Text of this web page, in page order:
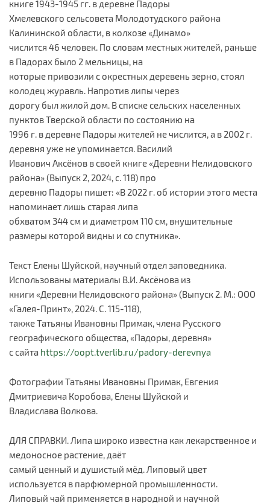
книге 1943-1945 гг. в деревне Падоры
Хмелевского сельсовета Молодотудского района
Калининской области, в колхозе «Динамо»
числится 46 человек. По словам местных жителей, раньше
в Падорах было 2 мельницы, на
которые привозили с окрестных деревень зерно, стоял
колодец журавль. Напротив липы через
дорогу был жилой дом. В списке сельских населенных
пунктов Тверской области по состоянию на
1996 г. в деревне Падоры жителей не числится, а в 2002 г.
деревня уже не упоминается. Василий
Иванович Аксёнов в своей книге «Деревни Нелидовского
района» (Выпуск 2, 2024, с. 118) про
деревню Падоры пишет: «В 2022 г. об истории этого места
напоминает лишь старая липа
обхватом 344 см и диаметром 110 см, внушительные
размеры которой видны и со спутника».
Текст Елены Шуйской, научный отдел заповедника.
Использованы материалы В.И. Аксёнова из
книги «Деревни Нелидовского района» (Выпуск 2. М.: ООО
«Галея-Принт», 2024. С. 115-118),
также Татьяны Ивановны Примак, члена Русского
географического общества, «Падоры, деревня»
с сайта https://oopt.tverlib.ru/padory-derevnya
Фотографии Татьяны Ивановны Примак, Евгения
Дмитриевича Коробова, Елены Шуйской и
Владислава Волкова.
ДЛЯ СПРАВКИ. Липа широко известна как лекарственное и
медоносное растение, даёт
самый ценный и душистый мёд. Липовый цвет
используется в парфюмерной промышленности.
Липовый чай применяется в народной и научной